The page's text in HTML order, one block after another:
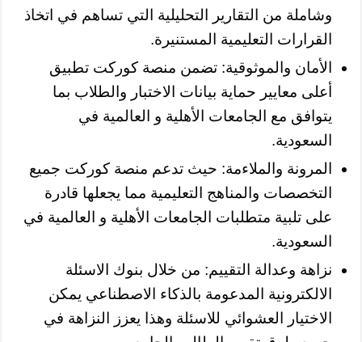
وشاملة من التقارير التحليلية التي تساهم في اتخاذ
القرارات التعليمية المستنيرة.
الأمان والموثوقية: تضمن منصة كوركت تطبيق
أعلى معايير حماية بيانات الاختبار والطلاب بما
يتوافق مع الجامعات الأهلية و العالمية في
السعودية.
المرونة والملاءمة: حيث تدعم منصة كوركت جميع
التخصصات والمناهج التعليمية مما يجعلها قادرة
على تلبية متطلبات الجامعات الأهلية و العالمية في
السعودية.
نزاهة وعدالة التقييم: من خلال بنوك الاسئلة
الالكترونية المدعومة بالذكاء الاصطناعي يمكن
الاختيار العشوائي للاسئلة وهذا يعزز النزاهة في